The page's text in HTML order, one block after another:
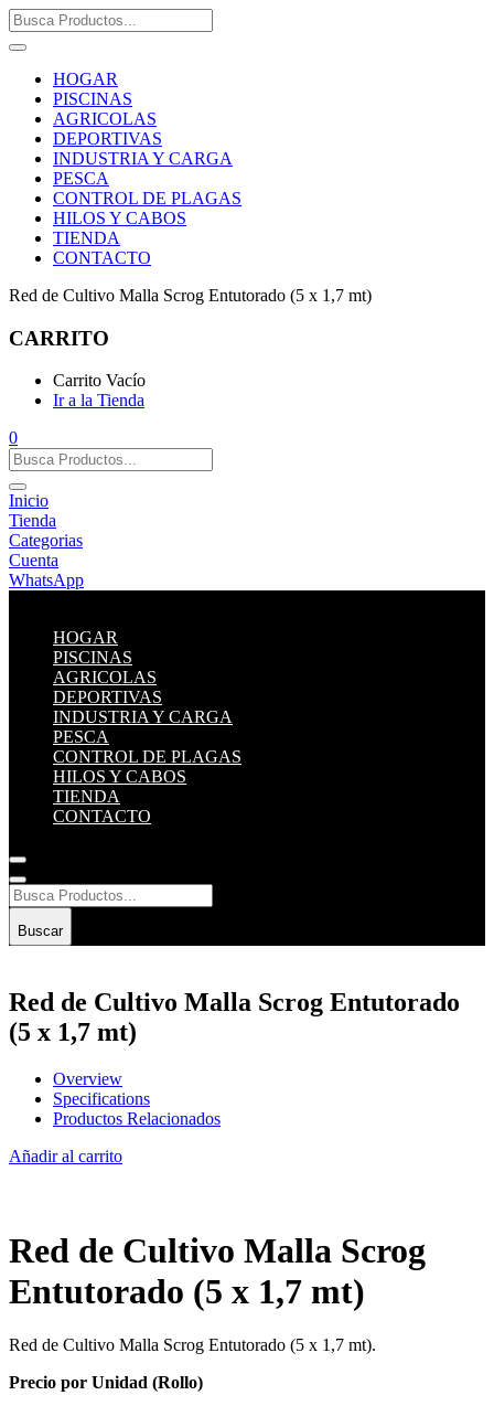
HOGAR
PISCINAS
AGRICOLAS
DEPORTIVAS
INDUSTRIA Y CARGA
PESCA
CONTROL DE PLAGAS
HILOS Y CABOS
TIENDA
CONTACTO
Red de Cultivo Malla Scrog Entutorado (5 x 1,7 mt)
CARRITO
Carrito Vacío
Ir a la Tienda
0
Inicio
Tienda
Categorias
Cuenta
WhatsApp
HOGAR
PISCINAS
AGRICOLAS
DEPORTIVAS
INDUSTRIA Y CARGA
PESCA
CONTROL DE PLAGAS
HILOS Y CABOS
TIENDA
CONTACTO
Buscar
Red de Cultivo Malla Scrog Entutorado
(5 x 1,7 mt)
Overview
Specifications
Productos Relacionados
Añadir al carrito
Red de Cultivo Malla Scrog
Entutorado (5 x 1,7 mt)
Red de Cultivo Malla Scrog Entutorado (5 x 1,7 mt).
Precio por Unidad (Rollo)